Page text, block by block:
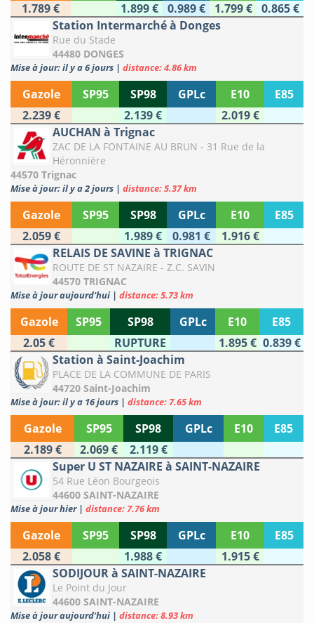
1.789 €
1.899 € 0.989 € 1.799 €
0.865 €
Station Intermarché à Donges
Rue du Stade
44480 DONGES
Mise à jour: il y a 6 jours | distance: 4.86 km
Gazole SP95 SP98 GPLc E10
E85
2.239 €
2.139 €
2.019 €
AUCHAN à Trignac
ZAC DE LA FONTAINE AU BRUN - 31 Rue de la
Héronnière
44570 Trignac
Mise à jour: il y a 2 jours | distance: 5.37 km
Gazole SP95 SP98 GPLc E10
E85
2.059 €
1.989 € 0.981 €
1.916 €
RELAIS DE SAVINE à TRIGNAC
ROUTE DE ST NAZAIRE - Z.C. SAVIN
44570 TRIGNAC
Mise à jour aujourd'hui | distance: 5.73 km
Gazole SP95 SP98 GPLc E10
E85
2.05 €
RUPTURE 1.895 € 0.839 €
Station à Saint-Joachim
PLACE DE LA COMMUNE DE PARIS
44720 Saint-Joachim
Mise à jour: il y a 16 jours | distance: 7.65 km
Gazole SP95 SP98 GPLc E10
E85
2.189 €
2.069 €
2.119 €
Super U ST NAZAIRE à SAINT-NAZAIRE
54 Rue Léon Bourgeois
44600 SAINT-NAZAIRE
Mise à jour hier | distance: 7.76 km
Gazole SP95 SP98 GPLc E10
E85
2.058 €
1.988 €
1.915 €
SODIJOUR à SAINT-NAZAIRE
Le Point du Jour
44600 SAINT-NAZAIRE
Mise à jour aujourd'hui | distance: 8.93 km